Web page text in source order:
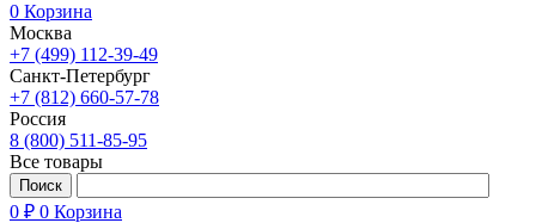
0 Корзина
Москва
+7 (499) 112-39-49
Санкт-Петербург
+7 (812) 660-57-78
Россия
8 (800) 511-85-95
Все товары
0 ₽ 0 Корзина